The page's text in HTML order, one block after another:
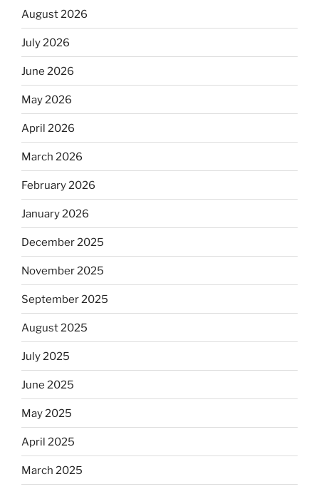
August 2026
July 2026
June 2026
May 2026
April 2026
March 2026
February 2026
January 2026
December 2025
November 2025
September 2025
August 2025
July 2025
June 2025
May 2025
April 2025
March 2025